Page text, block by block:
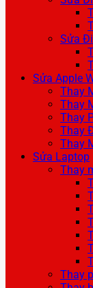
Sửa
Sửa Apple
Thay
Thay
Thay
Thay
Thay
Sửa Laptop
Thay
Thay